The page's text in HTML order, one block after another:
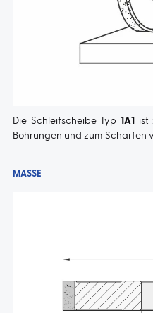
Die Schleifscheibe Typ 1A1
ist
Bohrungen und zum Schärfen
MASSE